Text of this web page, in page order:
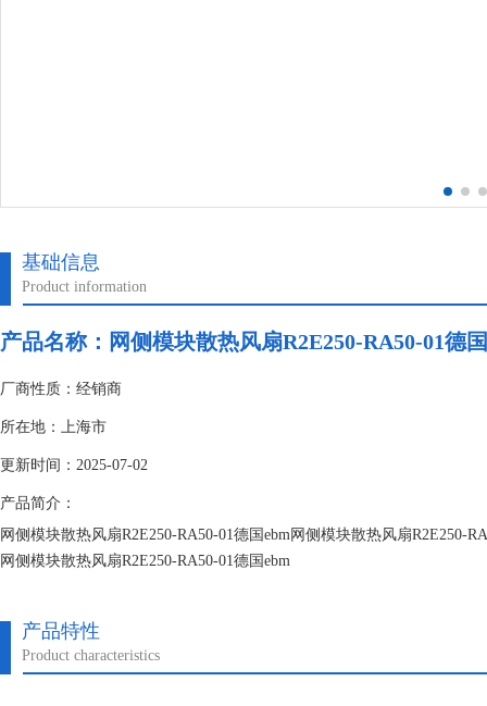
基础信息
Product information
产品名称：网侧模块散热风扇R2E250-RA50-01德
厂商性质：经销商
所在地：上海市
更新时间：2025-07-02
产品简介：
网侧模块散热风扇R2E250-RA50-01德国ebm网侧模块散热风扇R2E250-
网侧模块散热风扇R2E250-RA50-01德国ebm
产品特性
Product characteristics